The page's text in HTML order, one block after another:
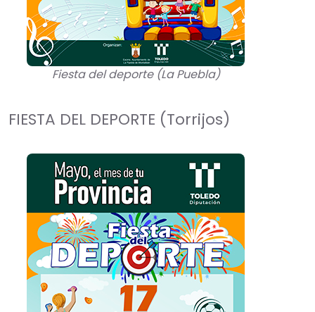
Fiesta del deporte (La Puebla)
FIESTA DEL DEPORTE (Torrijos)